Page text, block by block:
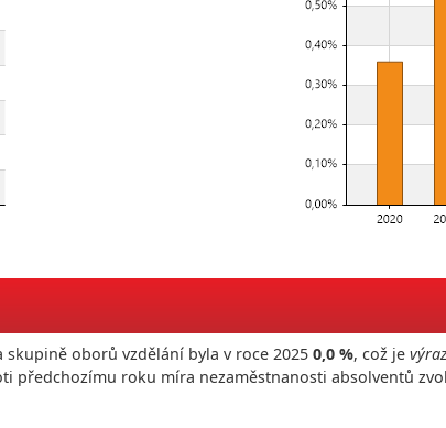
oborů vzdělání byla v roce 2025 0,0 %, což je
předchozímu roku míra nezaměstnanosti absolventů